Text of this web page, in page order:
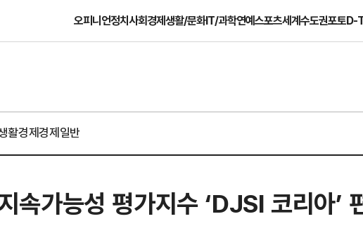
오피니언정치사회경제생활/문화IT/과학연예스포츠세계수도권포토D-
활경제경제일반
속가능성 평가지수 ‘DJSI 코리아’